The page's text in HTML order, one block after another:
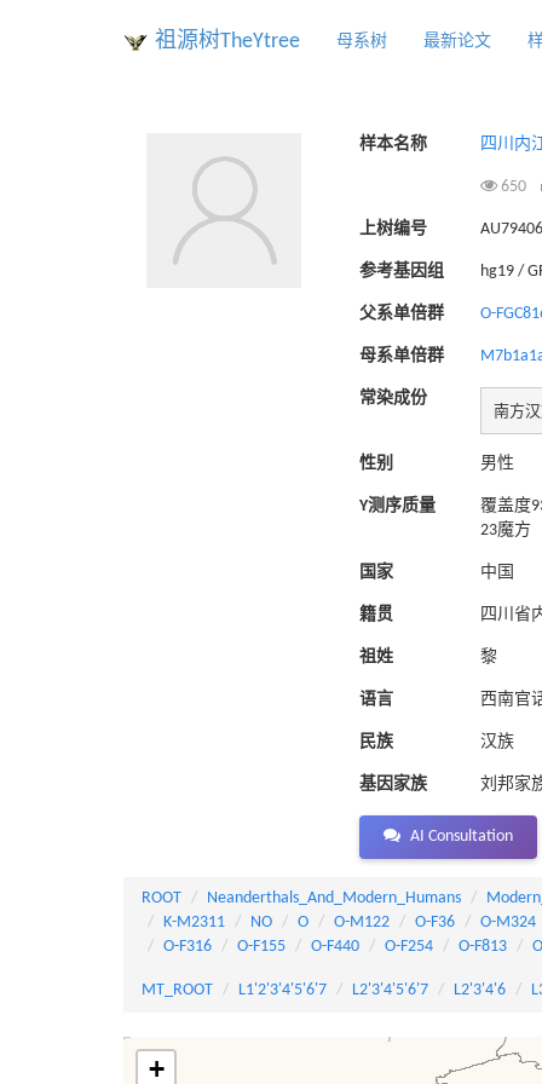
祖源树TheYtree 母系树 最新论文
样本名称 四川内
650
上树编号 AU79406
参考基因组 hg19 /
父系单倍群 O-
母系单倍群
常染成份
南方
性别 男性
Y测序质量
覆盖度
23魔方
国家 中国
籍贯 四川省
祖姓 黎
语言 西南官
民族 汉族
基因家族 刘邦家
AI Consultation
ROOT Neanderthals_And_Modern_Humans
K-M2311
NO O O-M122 O-F36
O-M324
O-F316
O-F155 O-F440 O-F254 O-F813
MT_ROOT L1'2'3'4'5'6'7 L2'3'4'5'6'7 L2'3'4'6
+